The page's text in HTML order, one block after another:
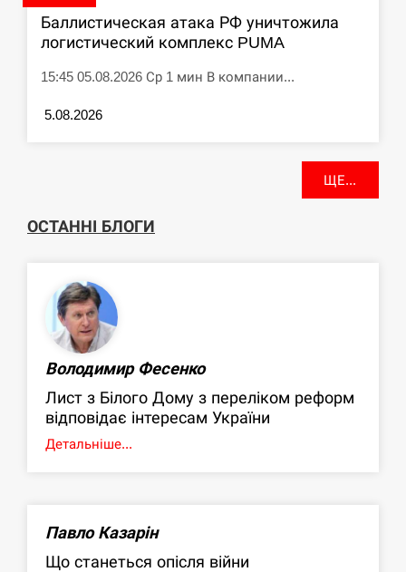
Баллистическая атака РФ уничтожила
логистический комплекс PUMA
15:45 05.08.2026 Ср 1 мин В компании...
5.08.2026
ЩЕ...
ОСТАННІ БЛОГИ
Володимир Фесенко
Лист з Білого Дому з переліком реформ
відповідає інтересам України
Детальніше...
Павло Казарін
Що станеться опісля війни